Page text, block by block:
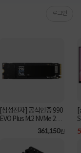
로그인
[삼성전자] 공식인증 990
EVO Plus M.2 NVMe 228
361,150원